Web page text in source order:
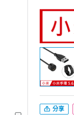
分享